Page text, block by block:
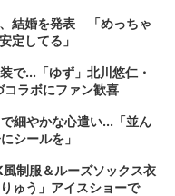
結婚を発表 「めっちゃ
定してる」
で...「ゆず」北川悠仁・
ラボにファン歓喜
細やかな心遣い...「並ん
シールを」
制服＆ルーズソックス衣
ゅう」アイスショーで